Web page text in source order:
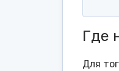
Где
Для